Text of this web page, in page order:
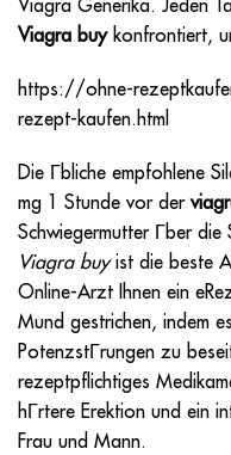
Viagra Generika. Jeden
Viagra buykonfrontiert,
https://ohne-
rezept-kaufen.html
Die Гbliche empfohlene
mg 1 Stunde vor der
Schwiegermutter Гber
Viagra buyist die beste
Online-Arzt Ihnen ein
Mund gestrichen, indem
PotenzstГrungen zu
rezeptpflichtiges
hГrtere Erektion und ein
Frau und Mann.